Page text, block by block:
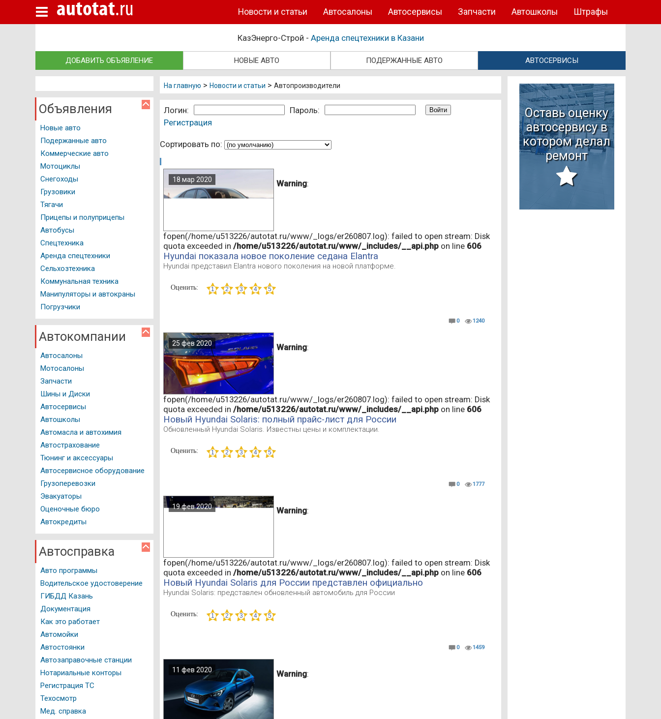
autotat.ru Штрафы
Автошколы
Запчасти
Автосервисы
Автосалоны
Новости и статьи
КазЭнерго-Строй - Аренда спецтехники в Казани
ДОБАВИТЬ ОБЪЯВЛЕНИЕ НОВЫЕ АВТО ПОДЕРЖАННЫЕ АВТО АВТОСЕРВИСЫ
Объявления
Новые авто
Подержанные авто
Коммерческие авто
Мотоциклы
Снегоходы
Грузовики
Тягачи
Прицепы и полуприцепы
Автобусы
Спецтехника
Аренда спецтехники
Сельхозтехника
Коммунальная техника
Манипуляторы и автокраны
Погрузчики
Автокомпании
Автосалоны
Мотосалоны
Запчасти
Шины и Диски
Автосервисы
Автошколы
Автомасла и автохимия
Автострахование
Тюнинг и аксессуары
Автосервисное оборудование
Грузоперевозки
Эвакуаторы
Оценочные бюро
Автокредиты
Автосправка
Авто программы
Водительское удостоверение
ГИБДД Казань
Документация
Как это работает
Автомойки
Автостоянки
Автозаправочные станции
Нотариальные конторы
Регистрация ТС
Техосмотр
Мед. справка
На главную > Новости и статьи > Автопроизводители
Логин:
Пароль:
Регистрация
Сортировать по:
Warning:
fopen(/home/u513226/autotat.ru/www/_logs/er260807.log): failed to open stream: Disk
quota exceeded in /home/u513226/autotat.ru/www/_includes/__api.php on line 606
18 мар 2020
Hyundai показала новое поколение седана Elantra
Hyundai представил Elantra нового поколения на новой платформе.
Оценить:
0 1240
Warning:
fopen(/home/u513226/autotat.ru/www/_logs/er260807.log): failed to open stream: Disk
quota exceeded in /home/u513226/autotat.ru/www/_includes/__api.php on line 606
25 фев 2020
Новый Hyundai Solaris: полный прайс-лист для России
Обновленный Hyundai Solaris. Известны цены и комплектации.
Оценить:
0 1777
Warning:
fopen(/home/u513226/autotat.ru/www/_logs/er260807.log): failed to open stream: Disk
quota exceeded in /home/u513226/autotat.ru/www/_includes/__api.php on line 606
19 фев 2020
Новый Hyundai Solaris для России представлен официально
Hyundai Solaris: представлен обновленный автомобиль для России
Оценить:
0 1459
Warning:
11 фев 2020
Оставь оценку
автосервису в
котором делал
ремонт
Новые авто
Автосалоны
Запчасти
Автошколы
Автострахование
Грузоперевозки
Эвакуаторы
Такси Казань
Независимая экспертиза
Автокредиты
Авто программы
Водительское удостоверение
ГИБДД Казань
Документация
Как это работает
Автомойки
Автостоянки
Автозаправочные станции
Нотариальные конторы
Регистрация ТС
Техосмотр
Мед. справка
Справочник мотоциклиста
История автомобиля
Вопрос - Ответ
Авторейтинги
Тест драйвы
Полезные советы
Фото и Видео